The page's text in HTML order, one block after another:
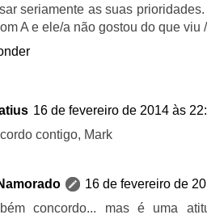
seriamente as suas
A e ele/a não gostou do que
16 de fevereiro de 2014 às
contigo, Mark
16 de fevereiro de
concordo... mas é uma